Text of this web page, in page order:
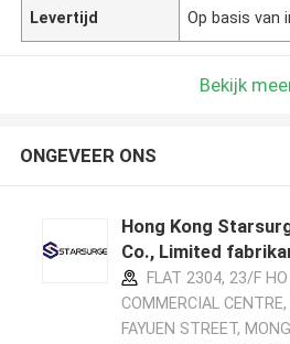
Levertijd Op basis van
Bekijk
ONGEVEER ONS
Hong Kong
Co., Limited
FLAT 2304, 23/F HO
COMMERCIAL
FAYUEN STREET,